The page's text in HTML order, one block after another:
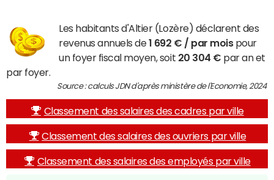
Les habitants d'Altier (Lozère) déclarent des
revenus annuels de1 692 € / par moispour
un foyer fiscal moyen, soit 20 304 € par an et
par foyer.
Source : calculs JDN d'après ministère de l'Economie, 2024
Classement des salaires des cadres par ville
Classement des salaires des ouvriers par ville
Classement des salaires des employés par ville